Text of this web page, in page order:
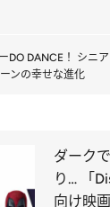
DO DANCE！ シニ
ンの幸せな進化
ダーク
り… 「
向け映